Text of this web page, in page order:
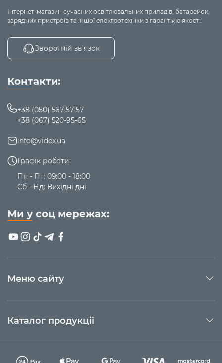
Інтернет-магазин сучасних освітлювальних приладів, батарейок,
зарядних пристроїв та іншої електротехніки з гарантією якості.
Зворотній зв’язок
Меню сайту
Каталог продукції
Контакти:
+38 (050) 567-57-57
+38 (067) 520-95-65
info@videx.ua
Графік роботи:
Пн - Пт: 09:00 - 18:00
Сб - Нд: Вихідні дні
Ми у соц мережах: